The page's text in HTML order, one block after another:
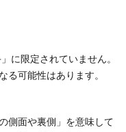
に限定されていません。
る可能性はあります。
側面や裏側」を意味して